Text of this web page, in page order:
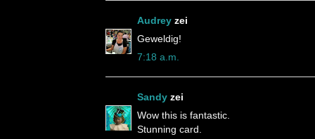
Audrey zei
Geweldig!
7:18 a.m.
Sandy zei
Wow this is fantastic.
Stunning card.